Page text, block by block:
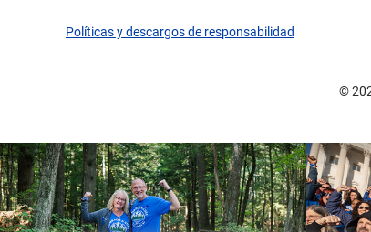
Políticas y descargos de responsabilidad
©